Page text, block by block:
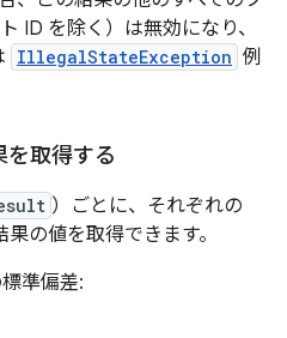
ID を除く）は無効になり、
IllegalStateException 例
を取得する
）ごとに、それぞれの
の値を取得できます。
準偏差: